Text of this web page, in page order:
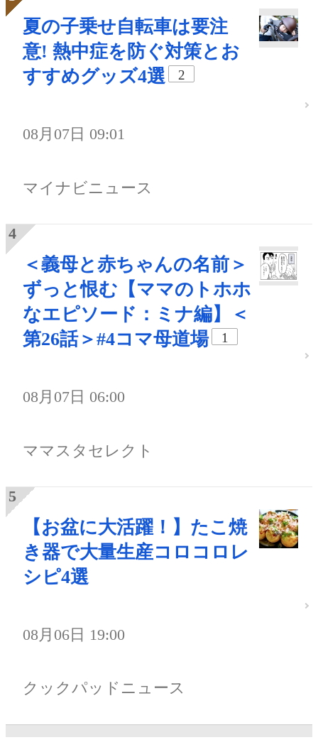
夏の子乗せ自転車は要注
意! 熱中症を防ぐ対策とお
すすめグッズ4選
2
08月07日 09:01
マイナビニュース
＜義母と赤ちゃんの名前＞
ずっと恨む【ママのトホホ
なエピソード：ミナ編】＜
第26話＞#4コマ母道場
1
08月07日 06:00
ママスタセレクト
【お盆に大活躍！】たこ焼
き器で大量生産コロコロレ
シピ4選
08月06日 19:00
クックパッドニュース